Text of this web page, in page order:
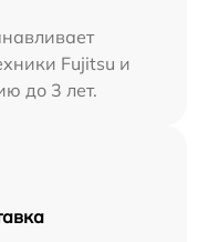
Fujitsu и
до 3 лет.